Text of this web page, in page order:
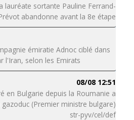
lauréate sortante Pauline Ferrand-
abandonne avant la 8e étape
émiratie Adnoc ciblé dans
l'Iran, selon les Emirats
08/08 12:51
en Bulgarie depuis la Roumanie a
(Premier ministre bulgare)
str-pyv/cel/def